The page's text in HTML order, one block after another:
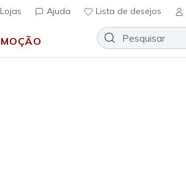
Lojas Ajuda Lista de desejos